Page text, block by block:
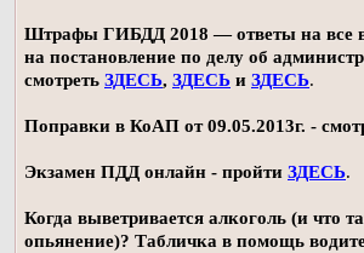
Штрафы ГИБДД 2018 — ответы на все
на постановление по делу об
смотреть ЗДЕСЬ, ЗДЕСЬ и ЗДЕСЬ.
Поправки в КоАП от 09.05.2013г. -
Экзамен ПДД онлайн - пройти ЗДЕСЬ.
Когда выветривается алкоголь (и что
опьянение)? Табличка в помощь